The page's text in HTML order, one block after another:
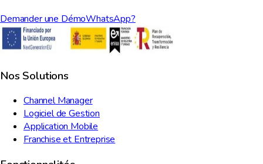
Demander une DémoWhatsApp?
Nos Solutions
Channel Manager
Logiciel de Gestion
Application Mobile
Franchise et Entreprise